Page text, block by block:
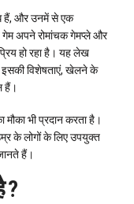
और उनमें से एक
गेम अपने रोमांचक गेमप्ले और
हो रहा है। यह लेख
इसकी विशेषताएं, खेलने के
हैं।
भी प्रदान करता है।
के लोगों के लिए उपयुक्त
हैं।